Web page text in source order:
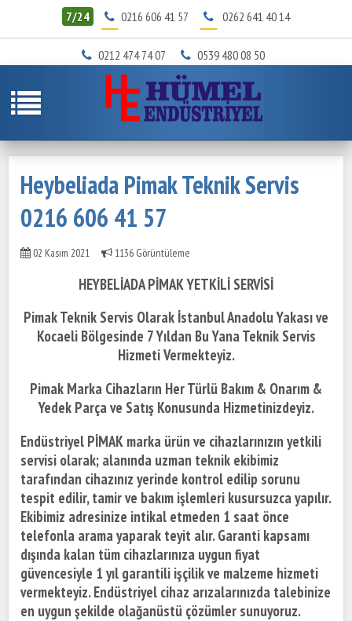
7/24 0216 606 41 57 0262 641 40 14
0212 474 74 07 0539 480 08 50
Heybeliada Pimak Teknik Servis
0216 606 41 57
02 Kasım 2021 1136 Görüntüleme
HEYBELİADA PİMAK YETKİLİ SERVİSİ
Pimak Teknik Servis Olarak İstanbul Anadolu Yakası ve
Kocaeli Bölgesinde 7 Yıldan Bu Yana Teknik Servis
Hizmeti Vermekteyiz.
Pimak Marka Cihazların Her Türlü Bakım & Onarım &
Yedek Parça ve Satış Konusunda Hizmetinizdeyiz.
Endüstriyel PİMAK marka ürün ve cihazlarınızın yetkili
servisi olarak; alanında uzman teknik ekibimiz
tarafından cihazınız yerinde kontrol edilip sorunu
tespit edilir, tamir ve bakım işlemleri kusursuzca yapılır.
Ekibimiz adresinize intikal etmeden 1 saat önce
telefonla arama yaparak teyit alır. Garanti kapsamı
dışında kalan tüm cihazlarınıza uygun fiyat
güvencesiyle 1 yıl garantili işçilik ve malzeme hizmeti
vermekteyiz. Endüstriyel cihaz arızalarınızda talebinize
en uygun şekilde olağanüstü çözümler sunuyoruz.